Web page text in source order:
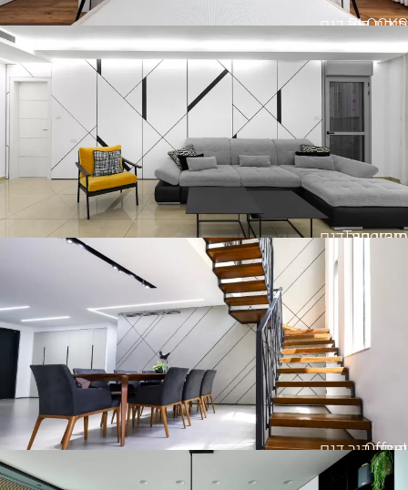
חיפוי קיר דגם
BLOCKS
חיפוי קיר דגם
Tangram
חיפוי קיר דגם
Offset